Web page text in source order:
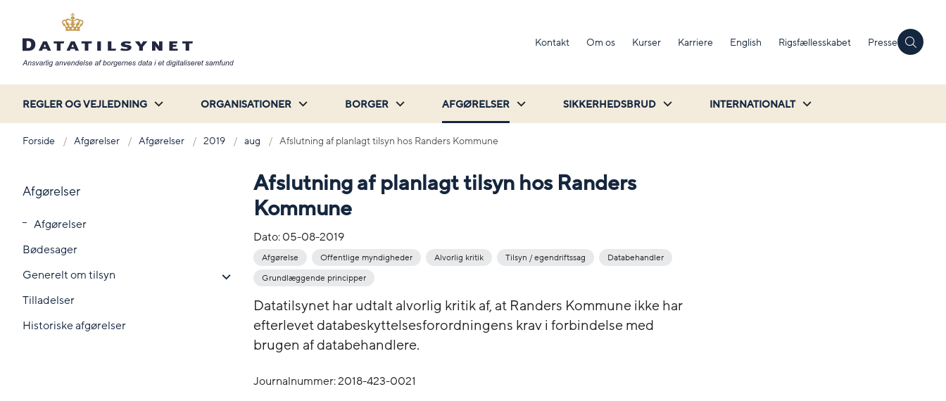
Kontakt Om os Kurser Karriere English Rigsfællesskabet Presse
REGLER OG VEJLEDNING ORGANISATIONER BORGER AFGØRELSER SIKKERHEDSBRUD INTERNATIONALT
Forside Afgørelser Afgørelser 2019 aug Afslutning af planlagt tilsyn hos Randers Kommune
Afgørelser
Afgørelser
Bødesager
Generelt om tilsyn
Tilladelser
Historiske afgørelser
Afslutning af planlagt tilsyn hos Randers
Kommune
Dato:05-08-2019
Afgørelse Offentlige myndigheder Alvorlig kritik Tilsyn / egendriftssag
Databehandler
Grundlæggende principper
Datatilsynet har udtalt alvorlig kritik af, at Randers Kommune ikke har
efterlevet databeskyttelsesforordningens krav i forbindelse med
brugen af databehandlere.
Journalnummer: 2018-423-0021